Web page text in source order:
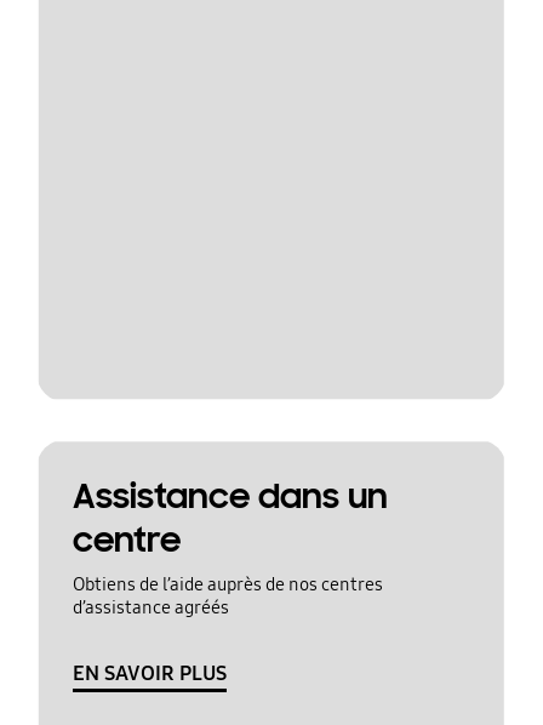
Assistance dans un
centre
Obtiens de l’aide auprès de nos centres
d’assistance agréés
EN SAVOIR PLUS